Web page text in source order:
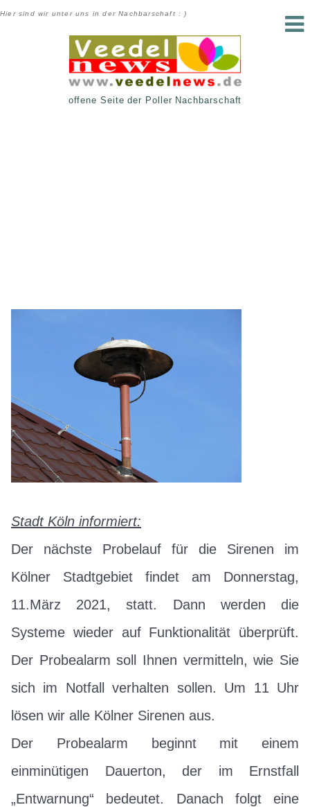
Hier sind wir unter uns in der Nachbarschaft : )
offene Seite der Poller Nachbarschaft
Stadt Köln informiert:
Der nächste Probelauf für die Sirenen im
Kölner Stadtgebiet findet am Donnerstag,
11.März 2021, statt. Dann werden die
Systeme wieder auf Funktionalität überprüft.
Der Probealarm soll Ihnen vermitteln, wie Sie
sich im Notfall verhalten sollen. Um 11 Uhr
lösen wir alle Kölner Sirenen aus.
Der Probealarm beginnt mit einem
einminütigen Dauerton, der im Ernstfall
„Entwarnung“ bedeutet. Danach folgt eine